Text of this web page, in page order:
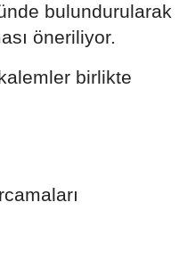
bulundurularak
öneriliyor.
birlikte